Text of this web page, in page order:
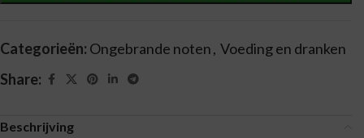
Categorieën: Ongebrande noten, Voeding en dranken
Share:
Beschrijving